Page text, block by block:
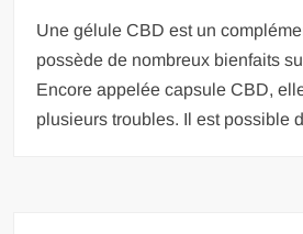
Une gélule CBD est un
possède de nombreux bienfaits
Encore appelée capsule CBD,
plusieurs troubles. Il est possible